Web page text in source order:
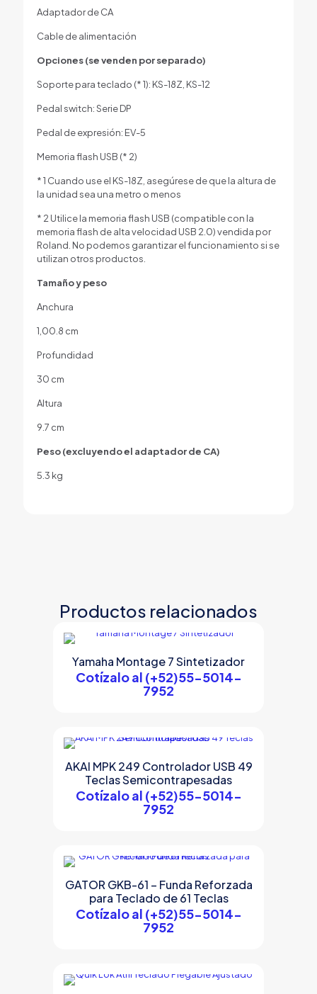
Adaptador de CA
Cable de alimentación
Opciones (se venden por separado)
Soporte para teclado (* 1): KS-18Z, KS-12
Pedal switch: Serie DP
Pedal de expresión: EV-5
Memoria flash USB (* 2)
* 1 Cuando use el KS-18Z, asegúrese de que la altura de
la unidad sea una metro o menos
* 2 Utilice la memoria flash USB (compatible con la
memoria flash de alta velocidad USB 2.0) vendida por
Roland. No podemos garantizar el funcionamiento si se
utilizan otros productos.
Tamaño y peso
Anchura
1,00.8 cm
Profundidad
30 cm
Altura
9.7 cm
Peso (excluyendo el adaptador de CA)
5.3 kg
Productos relacionados
Yamaha Montage 7 Sintetizador
Cotízalo al (+52)55-5014-
7952
AKAI MPK 249 Controlador USB 49
Teclas Semicontrapesadas
Cotízalo al (+52)55-5014-
7952
GATOR GKB-61 – Funda Reforzada
para Teclado de 61 Teclas
Cotízalo al (+52)55-5014-
7952